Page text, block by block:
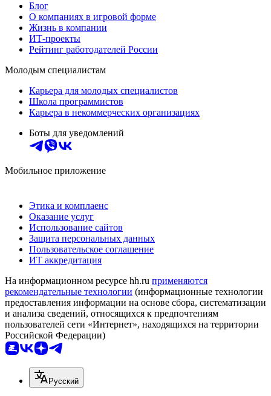
Блог
О компаниях в игровой форме
Жизнь в компании
ИТ-проекты
Рейтинг работодателей России
Молодым специалистам
Карьера для молодых специалистов
Школа программистов
Карьера в некоммерческих организациях
Боты для уведомлений
Мобильное приложение
Этика и комплаенс
Оказание услуг
Использование сайтов
Защита персональных данных
Пользовательское соглашение
ИТ аккредитация
На информационном ресурсе hh.ru применяются
рекомендательные технологии (информационные технологии
предоставления информации на основе сбора, систематизации
и анализа сведений, относящихся к предпочтениям
пользователей сети «Интернет», находящихся на территории
Российской Федерации)
Русский